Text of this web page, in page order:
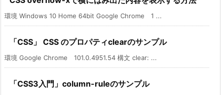
環境 Windows 10 Home 64bit Google Chrome 1 ...
「CSS」 CSS のプロパティclearのサンプル
環境 Google Chrome 101.0.4951.54 構文 clear: ...
「CSS3入門」column-ruleのサンプル